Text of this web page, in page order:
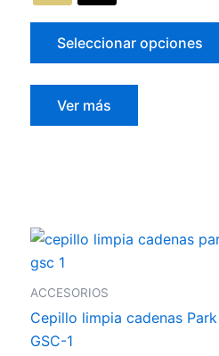
Seleccionar opciones
Ver más
ACCESORIOS
Cepillo limpia cadenas
GSC-1
Cepillo
limpia
Park
GSC-